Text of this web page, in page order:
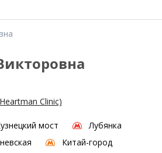
Clinic)
мост
Лубянка
Китай-город